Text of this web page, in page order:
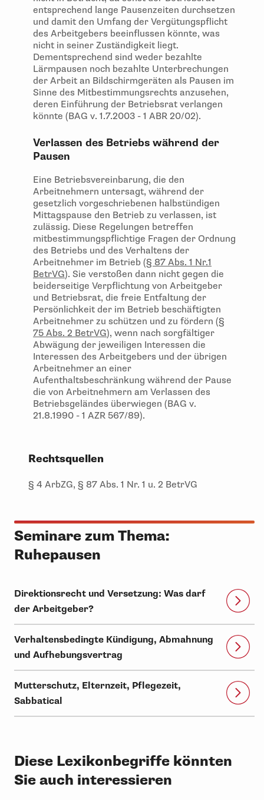
entsprechend lange Pausenzeiten durchsetzen
und damit den Umfang der Vergütungspflicht
des Arbeitgebers beeinflussen könnte, was
nicht in seiner Zuständigkeit liegt.
Dementsprechend sind weder bezahlte
Lärmpausen noch bezahlte Unterbrechungen
der Arbeit an Bildschirmgeräten als Pausen im
Sinne des Mitbestimmungsrechts anzusehen,
deren Einführung der Betriebsrat verlangen
könnte (BAG v. 1.7.2003 - 1 ABR 20/02).
Verlassen des Betriebs während der
Pausen
Eine Betriebsvereinbarung, die den
Arbeitnehmern untersagt, während der
gesetzlich vorgeschriebenen halbstündigen
Mittagspause den Betrieb zu verlassen, ist
zulässig. Diese Regelungen betreffen
mitbestimmungspflichtige Fragen der Ordnung
des Betriebs und des Verhaltens der
Arbeitnehmer im Betrieb (§ 87 Abs. 1 Nr.1
BetrVG). Sie verstoßen dann nicht gegen die
beiderseitige Verpflichtung von Arbeitgeber
und Betriebsrat, die freie Entfaltung der
Persönlichkeit der im Betrieb beschäftigten
Arbeitnehmer zu schützen und zu fördern (§
75 Abs. 2 BetrVG), wenn nach sorgfältiger
Abwägung der jeweiligen Interessen die
Interessen des Arbeitgebers und der übrigen
Arbeitnehmer an einer
Aufenthaltsbeschränkung während der Pause
die von Arbeitnehmern am Verlassen des
Betriebsgeländes überwiegen (BAG v.
21.8.1990 - 1 AZR 567/89).
Rechtsquellen
§ 4 ArbZG, § 87 Abs. 1 Nr. 1 u. 2 BetrVG
Seminare zum Thema:
Ruhepausen
Direktionsrecht und Versetzung: Was darf
der Arbeitgeber?
Verhaltensbedingte Kündigung, Abmahnung
und Aufhebungsvertrag
Mutterschutz, Elternzeit, Pflegezeit,
Sabbatical
Diese Lexikonbegriffe könnten
Sie auch interessieren